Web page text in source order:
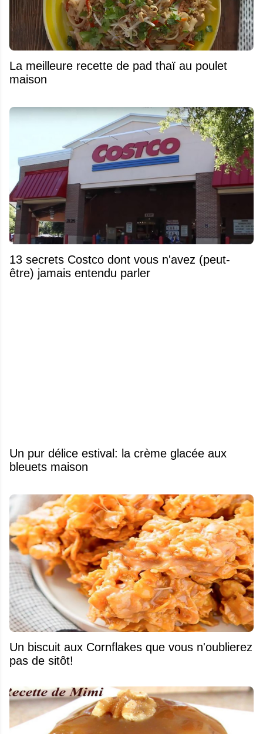
La meilleure recette de pad thaï au poulet
maison
13 secrets Costco dont vous n'avez (peut-
être) jamais entendu parler
Un pur délice estival: la crème glacée aux
bleuets maison
Un biscuit aux Cornflakes que vous n'oublierez
pas de sitôt!